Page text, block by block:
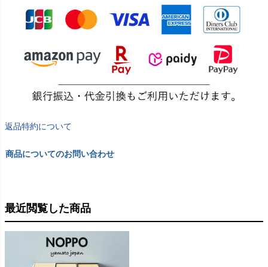
返品特約について
商品についてのお問い合わせ
最近閲覧した商品